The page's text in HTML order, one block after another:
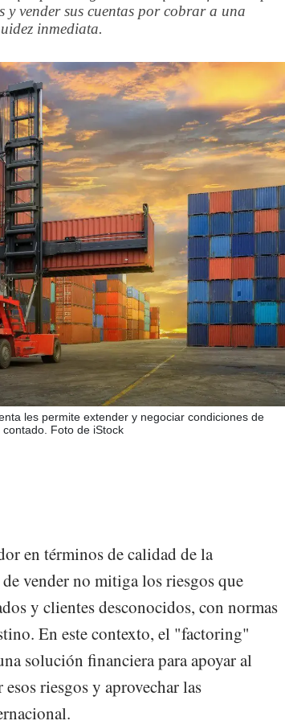
y vender sus cuentas por cobrar a una
inmediata.
les permite extender y negociar condiciones de
Foto de iStock
en términos de calidad de la
vender no mitiga los riesgos que
y clientes desconocidos, con normas
En este contexto, el "factoring"
solución financiera para apoyar al
riesgos y aprovechar las